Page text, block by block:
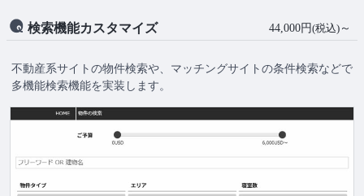
検索機能カスタマイズ 44,000円(税込) ～
不動産系サイトの物件検索や、マッチングサイトの条件検索などで
多機能検索機能を実装します。